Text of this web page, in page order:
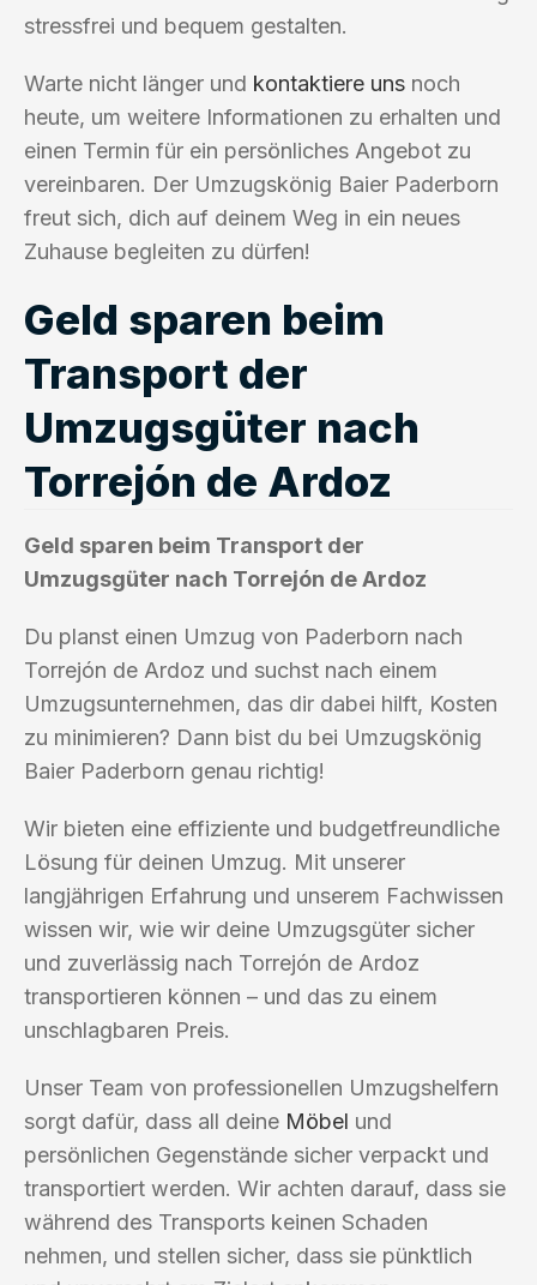
stressfrei und bequem gestalten.
Warte nicht länger und kontaktiere uns noch
heute, um weitere Informationen zu erhalten und
einen Termin für ein persönliches Angebot zu
vereinbaren. Der Umzugskönig Baier Paderborn
freut sich, dich auf deinem Weg in ein neues
Zuhause begleiten zu dürfen!
Geld sparen beim
Transport der
Umzugsgüter nach
Torrejón de Ardoz
Geld sparen beim Transport der
Umzugsgüter nach Torrejón de Ardoz
Du planst einen Umzug von Paderborn nach
Torrejón de Ardoz und suchst nach einem
Umzugsunternehmen, das dir dabei hilft, Kosten
zu minimieren? Dann bist du bei Umzugskönig
Baier Paderborn genau richtig!
Wir bieten eine effiziente und budgetfreundliche
Lösung für deinen Umzug. Mit unserer
langjährigen Erfahrung und unserem Fachwissen
wissen wir, wie wir deine Umzugsgüter sicher
und zuverlässig nach Torrejón de Ardoz
transportieren können – und das zu einem
unschlagbaren Preis.
Unser Team von professionellen Umzugshelfern
sorgt dafür, dass all deine Möbel und
persönlichen Gegenstände sicher verpackt und
transportiert werden. Wir achten darauf, dass sie
während des Transports keinen Schaden
nehmen, und stellen sicher, dass sie pünktlich